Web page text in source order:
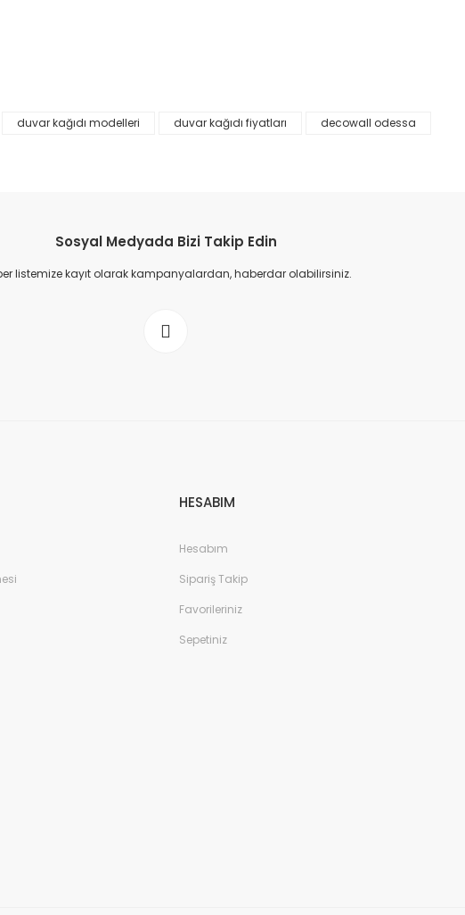
iletebilirsiniz.
duvar kağıdı modelleri duvar kağıdı fiyatları
decowall odessa
Sosyal Medyada Bizi Takip Edin
listemize kayıt olarak kampanyalardan, haberdar olabilirsiniz.
HESABIM
Hesabım
Sipariş Takip
Favorileriniz
Sepetiniz